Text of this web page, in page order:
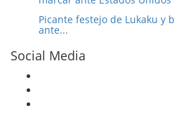
Picante festejo de Lukaku y
ante...
Social Media